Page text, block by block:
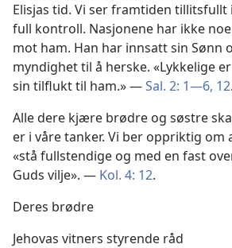
Elisjas tid. Vi ser framtiden tillitsfullt
full kontroll. Nasjonene har ikke
mot ham. Han har innsatt sin Sønn
myndighet til å herske. «Lykkelige
sin tilflukt til ham.» —Sal. 2: 1—6, 12.
Alle dere kjære brødre og søstre
er i våre tanker. Vi ber oppriktig om
«stå fullstendige og med en fast
Guds vilje». — Kol. 4: 12.
Deres brødre
Jehovas vitners styrende råd